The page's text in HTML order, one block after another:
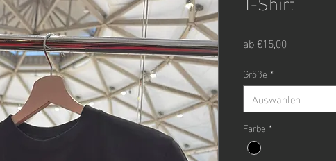
ab€15,00
Größe *
Auswählen
Farbe *